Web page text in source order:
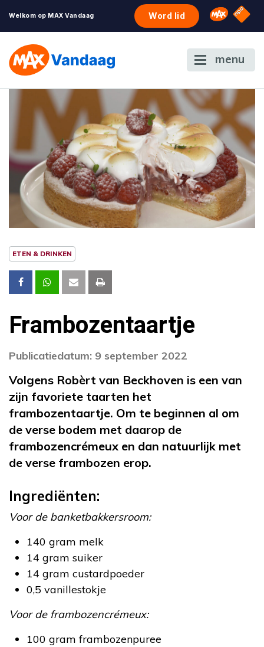
Welkom op MAX Vandaag Word lid Omroep
NPO
menu
ETEN & DRINKEN
Frambozentaartje
Publicatiedatum: 9 september 2022
Volgens Robèrt van Beckhoven is een van
zijn favoriete taarten het
frambozentaartje. Om te beginnen al om
de verse bodem met daarop de
frambozencrémeux en dan natuurlijk met
de verse frambozen erop.
Ingrediënten:
Voor de banketbakkersroom:
140 gram melk
14 gram suiker
14 gram custardpoeder
0,5 vanillestokje
Voor de frambozencrémeux:
100 gram frambozenpuree